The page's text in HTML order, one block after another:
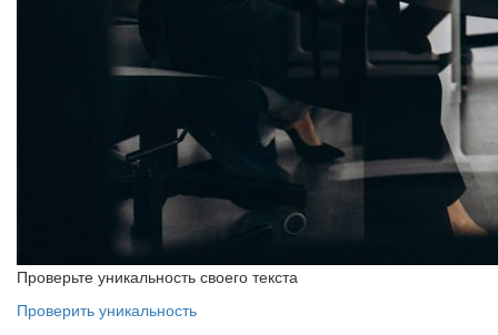
Проверьте уникальность своего текста
Проверить уникальность